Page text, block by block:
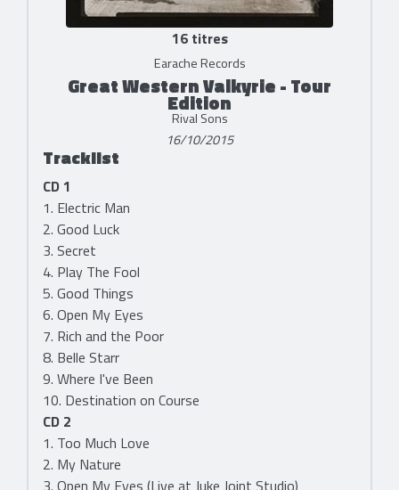
16 titres
Earache Records
Great Western Valkyrie - Tour
Edition
Rival Sons
16/10/2015
Tracklist
CD 1
1. Electric Man
2. Good Luck
3. Secret
4. Play The Fool
5. Good Things
6. Open My Eyes
7. Rich and the Poor
8. Belle Starr
9. Where I've Been
10. Destination on Course
CD 2
1. Too Much Love
2. My Nature